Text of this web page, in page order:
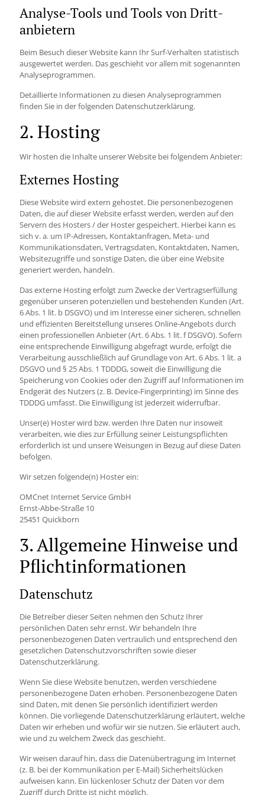
Analyse-Tools und Tools von Dritt­
anbietern
Beim Besuch dieser Website kann Ihr Surf-Verhalten statistisch
ausgewertet werden. Das geschieht vor allem mit sogenannten
Analyseprogrammen.
Detaillierte Informationen zu diesen Analyseprogrammen
finden Sie in der folgenden Datenschutzerklärung.
2. Hosting
Wir hosten die Inhalte unserer Website bei folgendem Anbieter:
Externes Hosting
Diese Website wird extern gehostet. Die personenbezogenen
Daten, die auf dieser Website erfasst werden, werden auf den
Servern des Hosters / der Hoster gespeichert. Hierbei kann es
sich v. a. um IP-Adressen, Kontaktanfragen, Meta- und
Kommunikationsdaten, Vertragsdaten, Kontaktdaten, Namen,
Websitezugriffe und sonstige Daten, die über eine Website
generiert werden, handeln.
Das externe Hosting erfolgt zum Zwecke der Vertragserfüllung
gegenüber unseren potenziellen und bestehenden Kunden (Art.
6 Abs. 1 lit. b DSGVO) und im Interesse einer sicheren, schnellen
und effizienten Bereitstellung unseres Online-Angebots durch
einen professionellen Anbieter (Art. 6 Abs. 1 lit. f DSGVO). Sofern
eine entsprechende Einwilligung abgefragt wurde, erfolgt die
Verarbeitung ausschließlich auf Grundlage von Art. 6 Abs. 1 lit. a
DSGVO und § 25 Abs. 1 TDDDG, soweit die Einwilligung die
Speicherung von Cookies oder den Zugriff auf Informationen im
Endgerät des Nutzers (z. B. Device-Fingerprinting) im Sinne des
TDDDG umfasst. Die Einwilligung ist jederzeit widerrufbar.
Unser(e) Hoster wird bzw. werden Ihre Daten nur insoweit
verarbeiten, wie dies zur Erfüllung seiner Leistungspflichten
erforderlich ist und unsere Weisungen in Bezug auf diese Daten
befolgen.
Wir setzen folgende(n) Hoster ein:
OMCnet Internet Service GmbH
Ernst-Abbe-Straße 10
25451 Quickborn
3. Allgemeine Hinweise und
Pflicht­informationen
Datenschutz
Die Betreiber dieser Seiten nehmen den Schutz Ihrer
persönlichen Daten sehr ernst. Wir behandeln Ihre
personenbezogenen Daten vertraulich und entsprechend den
gesetzlichen Datenschutzvorschriften sowie dieser
Datenschutzerklärung.
Wenn Sie diese Website benutzen, werden verschiedene
personenbezogene Daten erhoben. Personenbezogene Daten
sind Daten, mit denen Sie persönlich identifiziert werden
können. Die vorliegende Datenschutzerklärung erläutert, welche
Daten wir erheben und wofür wir sie nutzen. Sie erläutert auch,
wie und zu welchem Zweck das geschieht.
Wir weisen darauf hin, dass die Datenübertragung im Internet
(z. B. bei der Kommunikation per E-Mail) Sicherheitslücken
aufweisen kann. Ein lückenloser Schutz der Daten vor dem
Zugriff durch Dritte ist nicht möglich.